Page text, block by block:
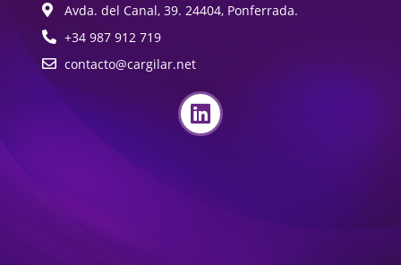
Avda. del Canal, 39. 24404, Ponferrada.
+34 987 912 719
contacto@cargilar.net